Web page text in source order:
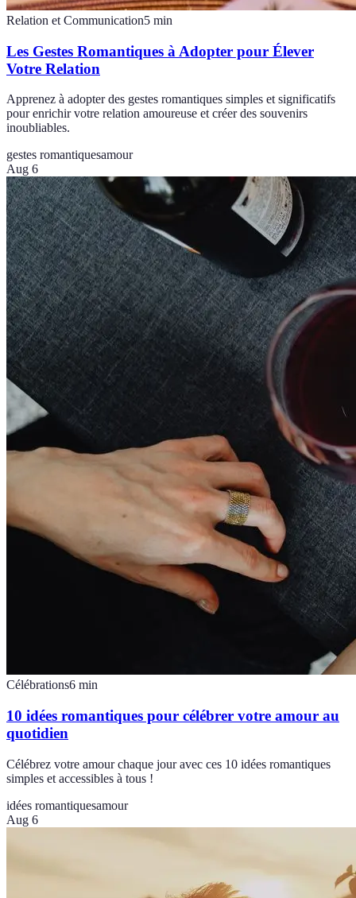
Relation et Communication5 min
Les Gestes Romantiques à Adopter pour Élever
Votre Relation
Apprenez à adopter des gestes romantiques simples et significatifs
pour enrichir votre relation amoureuse et créer des souvenirs
inoubliables.
gestes romantiquesamour
Aug 6
Célébrations6 min
10 idées romantiques pour célébrer votre amour au
quotidien
Célébrez votre amour chaque jour avec ces 10 idées romantiques
simples et accessibles à tous !
idées romantiquesamour
Aug 6